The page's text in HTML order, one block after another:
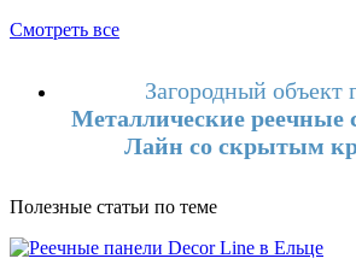
Смотреть все
Загородный объект
Металлические реечные
Лайн со скрытым
Полезные статьи по теме